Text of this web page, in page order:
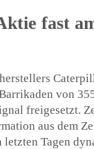
fast
von
freigesetzt.
aus dem
Tagen